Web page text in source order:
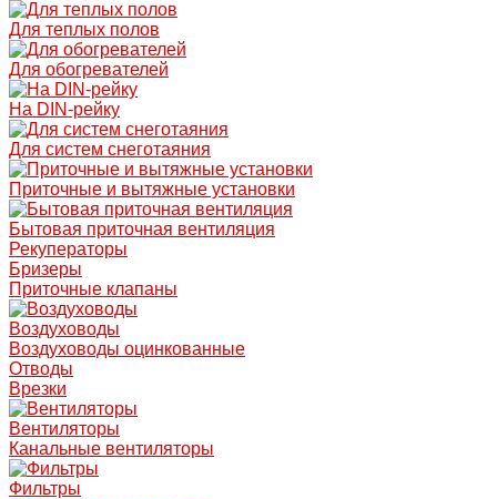
Для теплых полов
Для обогревателей
На DIN-рейку
Для систем снеготаяния
Приточные и вытяжные установки
Бытовая приточная вентиляция
Рекуператоры
Бризеры
Приточные клапаны
Воздуховоды
Воздуховоды оцинкованные
Отводы
Врезки
Вентиляторы
Канальные вентиляторы
Фильтры